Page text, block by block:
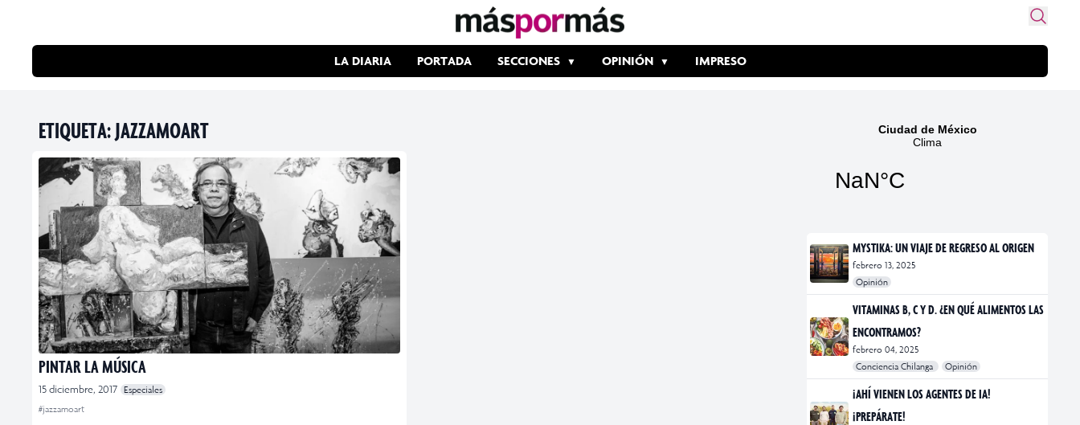
LA DIARIA PORTADA SECCIONES OPINIÓN IMPRESO
ETIQUETA:JAZZAMOART
PINTAR LA MÚSICA
15 diciembre, 2017 Especiales
#jazzamoart
MYSTIKA: UN VIAJE DE REGRESO AL ORIGEN
febrero 13, 2025
Opinión
#exposiciones
#fotografía
VITAMINAS B, C Y D. ¿EN QUÉ ALIMENTOS LAS
ENCONTRAMOS?
febrero 04, 2025
Conciencia Chilanga
Opinión
#bienestar
#Opinión
#Principal
¡AHÍ VIENEN LOS AGENTES DE IA!
¡PREPÁRATE!